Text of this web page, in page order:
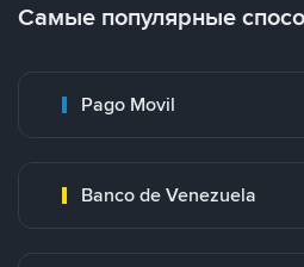
Самые популярные
Pago Movil
Banco de Venezuela